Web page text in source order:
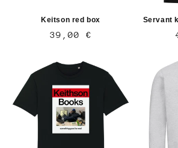
Keitson red box
Normaler
39,00 €
Servant